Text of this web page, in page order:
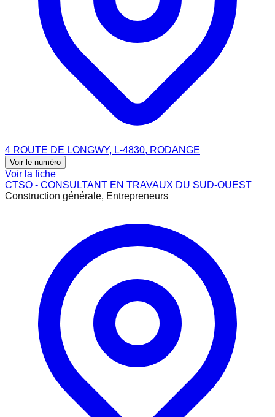
4 ROUTE DE LONGWY, L-4830, RODANGE
Voir le numéro
Voir la fiche
CTSO - CONSULTANT EN TRAVAUX DU SUD-OUEST
Construction générale, Entrepreneurs